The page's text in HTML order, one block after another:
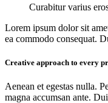
Curabitur varius
Lorem ipsum dolor sit
ea commodo consequat.
Creative approach to every
Aenean et egestas nulla.
magna accumsan ante.